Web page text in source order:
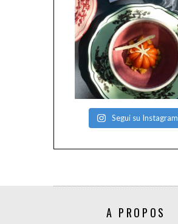
Segui su Instagram
A PROPOS